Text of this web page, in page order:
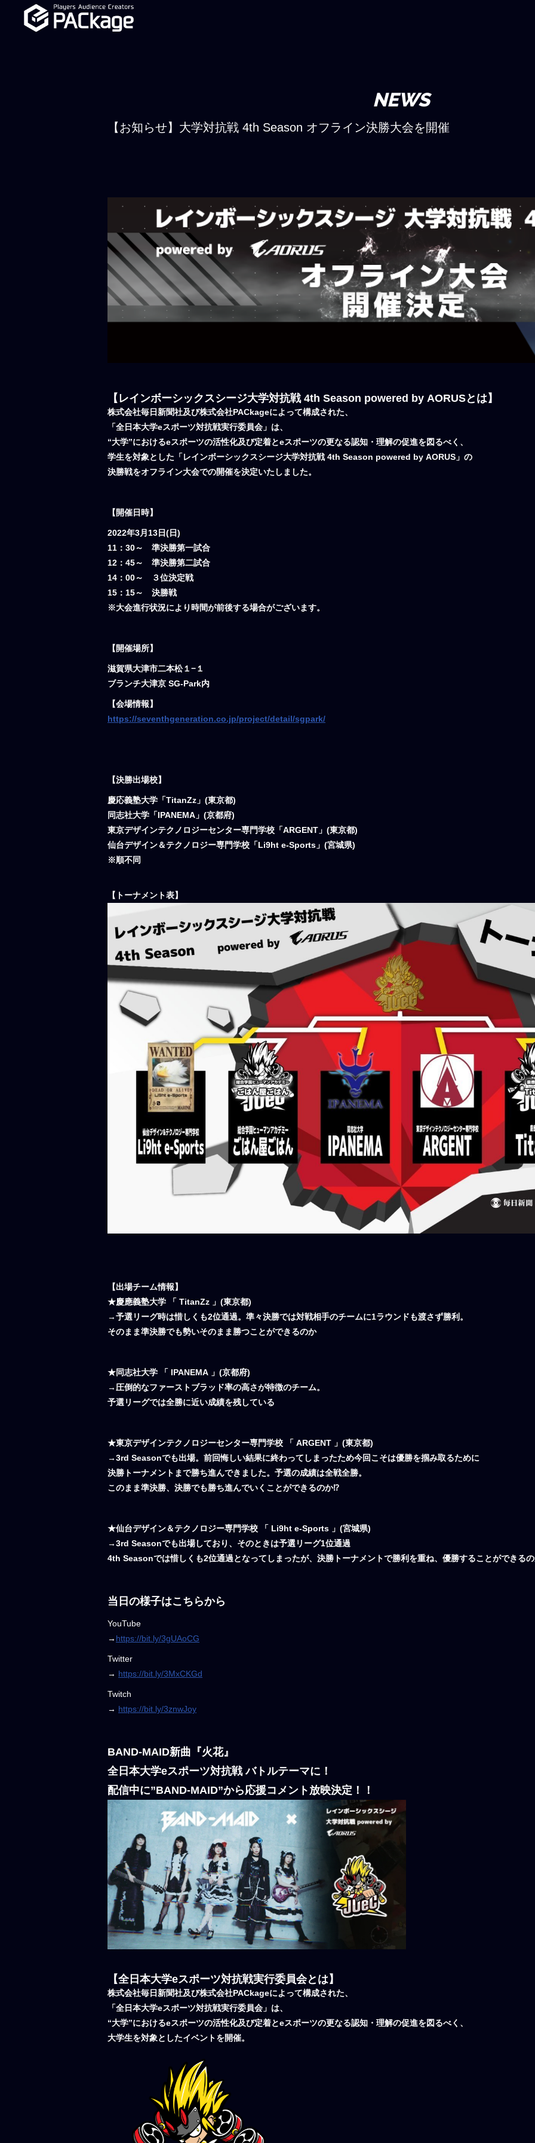
NEWS
【お知らせ】大学対抗戦 4th Season オフライン決勝大会を開催
【レインボーシックスシージ大学対抗戦 4th Season powered by AORUSとは】
株式会社毎日新聞社及び株式会社PACkageによって構成された、
「全日本大学eスポーツ対抗戦実行委員会」は、
“大学”におけるeスポーツの活性化及び定着と​​​​​eスポーツの更なる認知・理解の促進を図るべく、
学生を対象とした「レインボーシックスシージ大学対抗戦 4th Season powered by AORUS」の
決勝戦をオフライン大会での開催を決定いたしました。
【開催日時】
2022年3月13日(日)​​​
11：30～ 準決勝第一試合
12：45～ 準決勝第二試合
14：00～ ３位決定戦
15：15～ 決勝戦
※大会進行状況により時間が前後する場合がございます。
【開催場所】
滋賀県大津市二本松１−１
ブランチ大津京 SG-Park内
【会場情報】
https://seventhgeneration.co.jp/project/detail/sgpark/
【決勝出場校】
慶応義塾大学「TitanZz」(東京都)
同志社大学「IPANEMA」(京都府)
東京デザインテクノロジーセンター専門学校「ARGENT」(東京都)
仙台デザイン＆テクノロジー専門学校「Li9ht e-Sports」(宮城県)
※順不同
【トーナメント表】
【出場チーム情報】
★慶應義塾大学 「 TitanZz 」(東京都)
→予選リーグ時は惜しくも2位通過。準々決勝では対戦相手のチームに1ラウンドも渡さず勝利。​​​​​​
そのまま準決勝でも勢いそのまま勝つことができるのか
★同志社大学 「 IPANEMA 」(京都府)
→圧倒的なファーストブラッド率の高さが特徴のチーム。
予選リーグでは全勝に近い成績を残している
★東京デザインテクノロジーセンター専門学校 「 ARGENT 」(東京都)
→3rd Seasonでも出場。前回悔しい結果に終わってしまったため今回こそは優勝を掴み取るために
決勝トーナメントまで勝ち進んできました。予選の成績は全戦全勝。
このまま準決勝、決勝でも勝ち進んでいくことができるのか⁉
★仙台デザイン＆テクノロジー専門学校 「 Li9ht e-Sports 」(宮城県)
→3rd Seasonでも出場しており、そのときは予選リーグ1位通過
4th Seasonでは惜しくも2位通過となってしまったが、決勝トーナメントで勝利を重ね、優勝することができる
当日の様子はこちらから
YouTube
→ https://bit.ly/3gUAoCG
Twitter
→ https://bit.ly/3MxCKGd
Twitch
→ https://bit.ly/3znwJoy
BAND-MAID新曲『火花』
全日本大学eスポーツ対抗戦 バトルテーマに！
配信中に”BAND-MAID”から応援コメント放映決定！！
【全日本大学eスポーツ対抗戦実行委員会とは】
株式会社毎日新聞社及び株式会社PACkageによって構成された、
「全日本大学eスポーツ対抗戦実行委員会」は、
“大学”におけるeスポーツの活性化及び定着と​​​​​eスポーツの更なる認知・理解の促進を図るべく、
大学生を対象としたイベントを開催。